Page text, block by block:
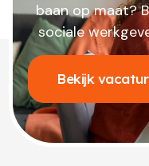
baan op maat?
sociale
Bekijk